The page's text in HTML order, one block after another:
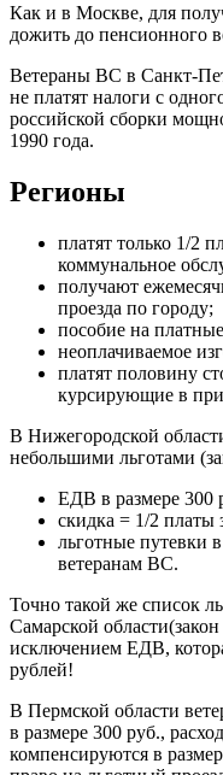
Как и в Москве, для
дожить до пенсионного
Ветераны ВС в Санкт-
не платят налоги с
российской сборки
1990 года.
Регионы
платят только 1/2
коммунальное
получают
проезда по городу;
пособие на
неоплачиваемое
платят половину
курсирующие в
В Нижегородской
небольшими льготами
ЕДВ в размере 300
скидка = 1/2 платы
льготные путевки
ветеранам ВС.
Точно такой же список
Самарской
исключением ЕДВ,
рублей!
В Пермской области
в размере 300 руб.,
компенсируются в